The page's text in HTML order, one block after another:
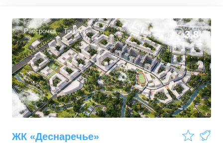
2-комн. кв. 5 825 910 ₽
32,92–60,32м² 29 предложений
3-комн. кв. от9 786 520 ₽
54,28–88,2м² 19 предложений
Рассрочка Трейд-ин 3,8
ЖК «Деснаречье»